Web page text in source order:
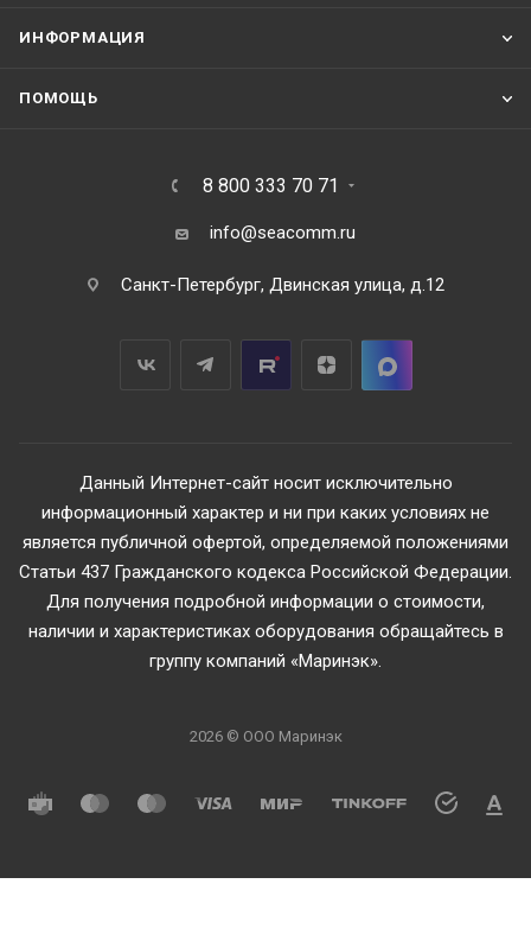
ИНФОРМАЦИЯ
ПОМОЩЬ
8 800 333 70 71
info@seacomm.ru
Санкт-Петербург, Двинская улица, д.12
Данный Интернет-сайт носит исключительно
информационный характер и ни при каких условиях не
является публичной офертой, определяемой положениями
Статьи 437 Гражданского кодекса Российской Федерации.
Для получения подробной информации о стоимости,
наличии и характеристиках оборудования обращайтесь в
группу компаний «Маринэк».
2026 © ООО Маринэк